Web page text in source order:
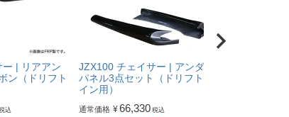
| リアアン
ン（ドリフト
込
JZX100 チェイサー | アンダー
パネル3点セット（ドリフトラ
イン用）
通常価格 ¥66,330 税込